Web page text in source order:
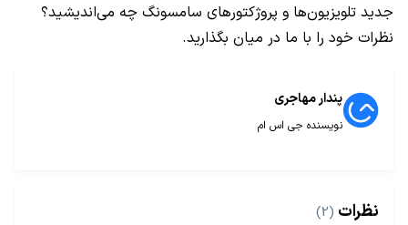
جدید تلویزیون‌ها و پروژکتور‌های سامسونگ چه می‌اندیشید؟
نظرات خود را با ما در میان بگذارید.
پندار مهاجری
نویسنده جی اس ام
نظرات (2)